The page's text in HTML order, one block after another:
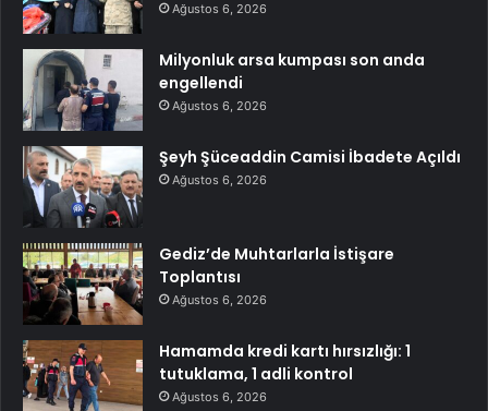
Ağustos 6, 2026
Milyonluk arsa kumpası son anda
engellendi
Ağustos 6, 2026
Şeyh Şüceaddin Camisi İbadete Açıldı
Ağustos 6, 2026
Gediz’de Muhtarlarla İstişare
Toplantısı
Ağustos 6, 2026
Hamamda kredi kartı hırsızlığı: 1
tutuklama, 1 adli kontrol
Ağustos 6, 2026